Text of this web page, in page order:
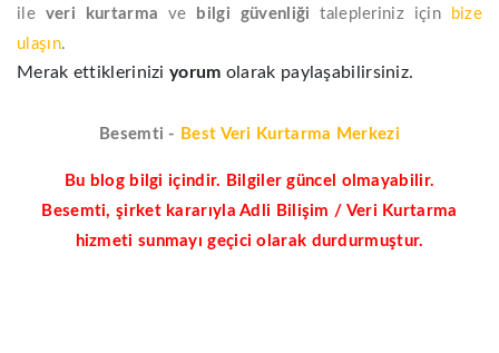
ile veri kurtarma ve bilgi güvenliği talepleriniz için
bize
ulaşın.
Merak ettiklerinizi yorum olarak paylaşabilirsiniz.
Besemti - Best Veri Kurtarma Merkezi
Bu blog bilgi içindir. Bilgiler güncel olmayabilir.
Besemti, şirket kararıyla Adli Bilişim / Veri Kurtarma
hizmeti sunmayı geçici olarak durdurmuştur.